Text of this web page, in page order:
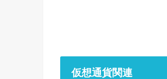
仮想通貨関連